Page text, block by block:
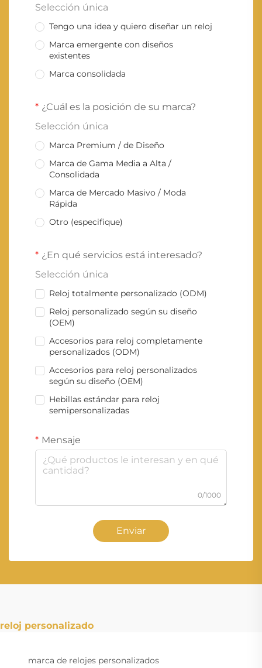
Selección única
Tengo una idea y quiero diseñar un reloj
Marca emergente con diseños
existentes
Marca consolidada
¿Cuál es la posición de su marca?
Selección única
Marca Premium / de Diseño
Marca de Gama Media a Alta /
Consolidada
Marca de Mercado Masivo / Moda
Rápida
Otro (especifique)
¿En qué servicios está interesado?
Selección única
Reloj totalmente personalizado (ODM)
Reloj personalizado según su diseño
(OEM)
Accesorios para reloj completamente
personalizados (ODM)
Accesorios para reloj personalizados
según su diseño (OEM)
Hebillas estándar para reloj
semipersonalizadas
Mensaje
0/1000
Enviar
reloj personalizado
marca de relojes personalizados